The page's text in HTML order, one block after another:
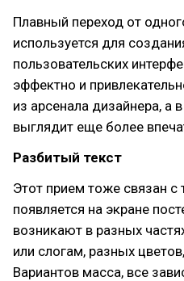
Плавный переход от
используется для
пользовательских
эффектно и
из арсенала дизайнера, а
выглядит еще более
Разбитый текст
Этот прием тоже связан с
появляется на экране
возникают в разных
или слогам, разных
Вариантов масса, все